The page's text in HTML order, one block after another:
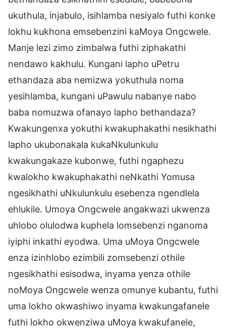
ukuthula, injabulo, isihlamba nesiyalo futhi konke
lokhu kukhona emsebenzini kaMoya Ongcwele.
Manje lezi zimo zimbalwa futhi ziphakathi
nendawo kakhulu. Kungani lapho uPetru
ethandaza aba nemizwa yokuthula noma
yesihlamba, kungani uPawulu nabanye nabo
baba nomuzwa ofanayo lapho bethandaza?
Kwakungenxa yokuthi kwakuphakathi nesikhathi
lapho ukubonakala kukaNkulunkulu
kwakungakaze kubonwe, futhi ngaphezu
kwalokho kwakuphakathi neNkathi Yomusa
ngesikhathi uNkulunkulu esebenza ngendlela
ehlukile. Umoya Ongcwele angakwazi ukwenza
uhlobo olulodwa kuphela lomsebenzi nganoma
iyiphi inkathi eyodwa. Uma uMoya Ongcwele
enza izinhlobo ezimbili zomsebenzi othile
ngesikhathi esisodwa, inyama yenza othile
noMoya Ongcwele wenza omunye kubantu, futhi
uma lokho okwashiwo inyama kwakungafanele
futhi lokho okwenziwa uMoya kwakufanele,